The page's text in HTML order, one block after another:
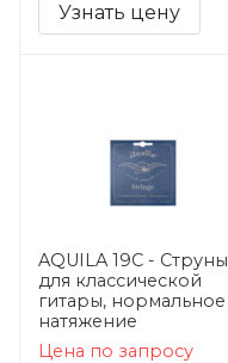
Узнать цену
AQUILA 19C - Струны
для классической
гитары, нормальное
натяжение
Цена по запросу